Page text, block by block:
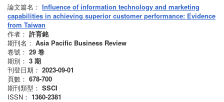
論文篇名： Influence of information technology and marketing
capabilities in achieving superior customer performance: Evidence
from Taiwan
作者： 許育銘
期刊名： Asia Pacific Business Review
卷號： 29 卷
期別： 3 期
刊登日期： 2023-09-01
頁數： 678-700
期刊類型： SSCI
ISSN： 1360-2381